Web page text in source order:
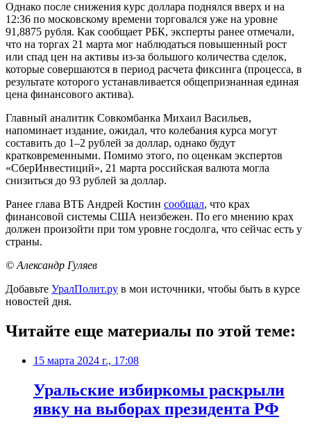
Однако после снижения курс доллара поднялся вверх и на
12:36 по московскому времени торговался уже на уровне
91,8875 рубля. Как сообщает РБК, эксперты ранее отмечали,
что на торгах 21 марта мог наблюдаться повышенный рост
или спад цен на активы из-за большого количества сделок,
которые совершаются в период расчета фиксинга (процесса, в
результате которого устанавливается общепризнанная единая
цена финансового актива).
Главный аналитик Совкомбанка Михаил Васильев,
напоминает издание, ожидал, что колебания курса могут
составить до 1–2 рублей за доллар, однако будут
кратковременными. Помимо этого, по оценкам экспертов
«СберИнвестиций», 21 марта российская валюта могла
снизиться до 93 рублей за доллар.
Ранее глава ВТБ Андрей Костин сообщал, что крах
финансовой системы США неизбежен. По его мнению крах
должен произойти при том уровне госдолга, что сейчас есть у
страны.
© Александр Гуляев
Добавьте УралПолит.ру в мои источники, чтобы быть в курсе
новостей дня.
Читайте еще материалы по этой теме:
15 марта 2024 г., 17:08
Уральские избиркомы раскрыли
явку на выборах президента РФ